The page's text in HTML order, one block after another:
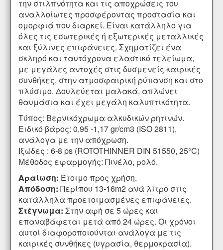
την στιλπνότητα και τις αποχρώσεις του
αναλλοίωτες προσφέροντας προστασία και
ομορφιά που διαρκεί. Είναι κατάλληλο για
όλες τις εσωτερικές ή εξωτερικές μεταλλικές
και ξύλινες επιφάνειες. Σχηματίζει ένα
σκληρό και ταυτόχρονα ελαστικό τελείωμα,
με μεγάλες αντοχές στις δυσμενείς καιρικές
συνθήκες, στην ατμοσφαιρική ρύπανση και στο
πλύσιμο. Δουλεύεται μαλακά, απλώνει
θαυμάσια και έχει μεγάλη καλυπτικότητα.
Τύπος: Βερνικόχρωμα αλκυδικών ρητινών.
Ειδικό βάρος: 0,95 -1,17 gr/cm3 (ISO 2811),
ανάλογα με την απόχρωση.
Ιξώδες : 6-8 ps (ROTOTHINNER DIN 51550, 25°C)
Μέθοδος εφαρμογής: Πινέλο, ρολό.
Αραίωση: Έτοιμο προς χρήση.
Απόδοση: Περίπου 13-16m2 ανά λίτρο στις
κατάλληλα προετοιμασμένες επιφάνειες.
Στέγνωμα: Στην αφή σε 5 ώρες και
επαναβάφεται μετά από 24 ώρες. Οι χρόνοι
αυτοί διαφοροποιούνται ανάλογα με τις
καιρικές συνθήκες (υγρασία, θερμοκρασία).